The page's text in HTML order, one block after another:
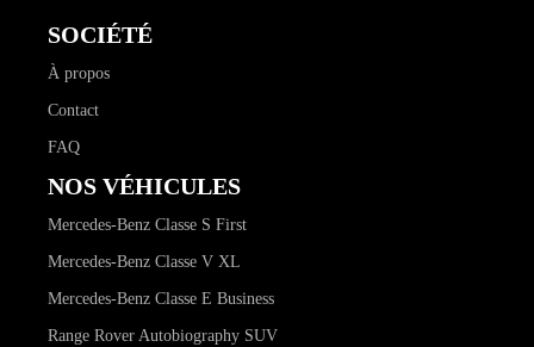
SOCIÉTÉ
À propos
Contact
FAQ
NOS VÉHICULES
Mercedes-Benz Classe S First
Mercedes-Benz Classe V XL
Mercedes-Benz Classe E Business
Range Rover Autobiography SUV